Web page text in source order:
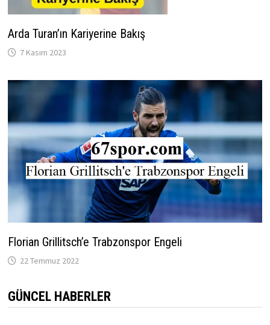
Arda Turan’ın Kariyerine Bakış
7 Kasım 2023
Florian Grillitsch’e Trabzonspor Engeli
22 Temmuz 2022
GÜNCEL HABERLER